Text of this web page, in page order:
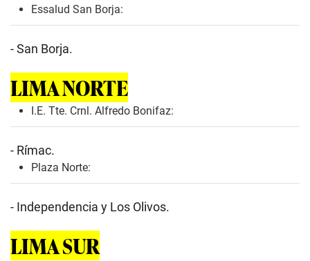
Essalud San Borja:
- San Borja.
LIMA NORTE
I.E. Tte. Crnl. Alfredo Bonifaz:
- Rímac.
Plaza Norte:
- Independencia y Los Olivos.
LIMA SUR